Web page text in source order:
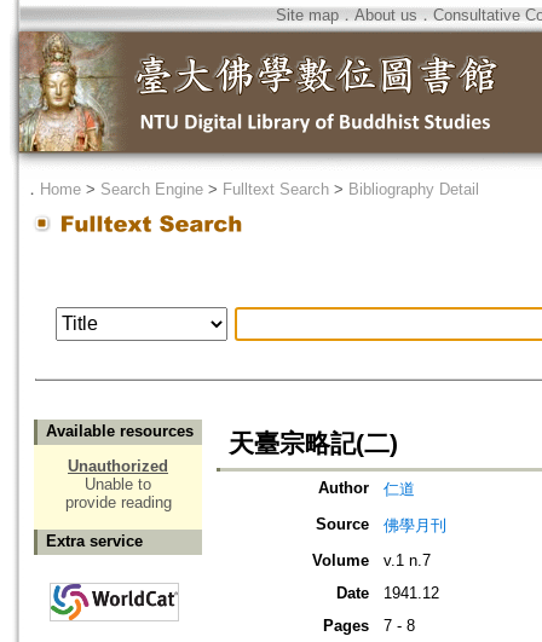
Site map．About us ． Consultative
． Home > Search Engine > Fulltext Search > Bibliography Detail
Available resources
Unauthorized
Unable to
provide reading
Extra service
天臺宗略記(二)
Author
仁道
Source
佛學月刊
Volume
v.1 n.7
Date
1941.12
Pages
7 - 8